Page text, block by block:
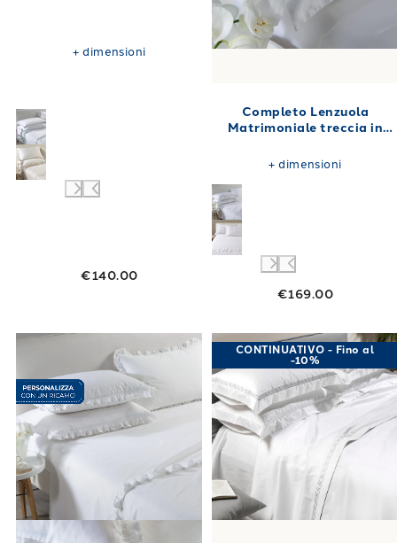
€140.00
+dimensioni
Completo Lenzuola
Matrimoniale treccia in
€169.00
+dimensioni
Completo Lenzuola Matrimoniale
Link to "
CONTINUATIVO - Fino al
-10%